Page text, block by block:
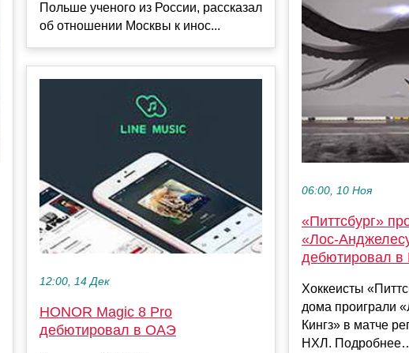
Польше ученого из России, рассказал
об отношении Москвы к инос...
12:00, 14 Дек
HONOR Magic 8 Pro
дебютировал в ОАЭ
06:00, 10 Ноя
«Питтсбург»
дебютировал
Хоккеисты
дома проиграли
Кингз» в матче
НХЛ.